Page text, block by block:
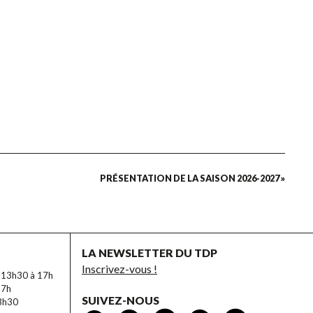
PRÉSENTATION DE LA SAISON 2026-2027 »
à 17h
LA NEWSLETTER DU TDP
Inscrivez-vous !
SUIVEZ-NOUS